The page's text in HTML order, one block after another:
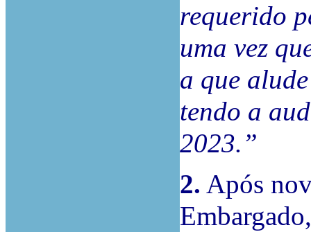
requerido
uma vez
a que
tendo a
2023.”
2. Após